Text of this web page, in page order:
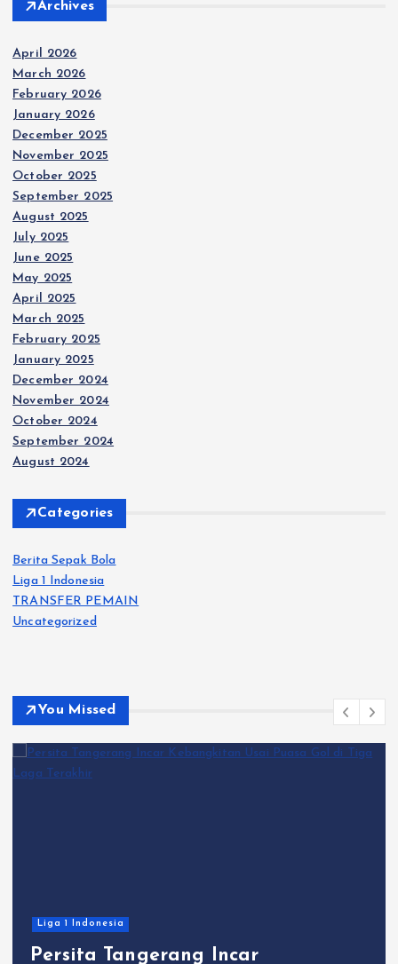
Archives
April 2026
March 2026
February 2026
January 2026
December 2025
November 2025
October 2025
September 2025
August 2025
July 2025
June 2025
May 2025
April 2025
March 2025
February 2025
January 2025
December 2024
November 2024
October 2024
September 2024
August 2024
Categories
Berita Sepak Bola
Liga 1 Indonesia
TRANSFER PEMAIN
Uncategorized
You Missed
Liga 1 Indonesia
Persita Tangerang Incar